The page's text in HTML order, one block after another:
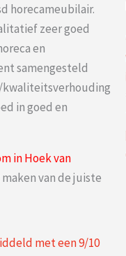
horecameubilair.
zeer goed
en
samengesteld
kwaliteitsverhouding
in goed en
in Hoek van
van de juiste
met een9/10